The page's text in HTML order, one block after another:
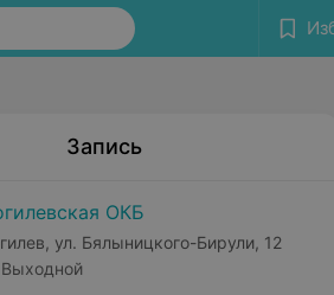
Запись
ОКБ
ул. Бялыницкого-Бирули, 12
Выходной